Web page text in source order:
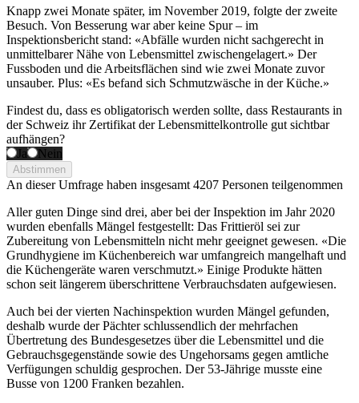
Knapp zwei Monate später, im November 2019, folgte der zweite
Besuch. Von Besserung war aber keine Spur – im
Inspektionsbericht stand: «Abfälle wurden nicht sachgerecht in
unmittelbarer Nähe von Lebensmittel zwischengelagert.» Der
Fussboden und die Arbeitsflächen sind wie zwei Monate zuvor
unsauber. Plus: «Es befand sich Schmutzwäsche in der Küche.»
Findest du, dass es obligatorisch werden sollte, dass Restaurants in
der Schweiz ihr Zertifikat der Lebensmittelkontrolle gut sichtbar
aufhängen?
Ja
Nein
Abstimmen
An dieser Umfrage haben insgesamt 4207 Personen teilgenommen
Aller guten Dinge sind drei, aber bei der Inspektion im Jahr 2020
wurden ebenfalls Mängel festgestellt: Das Frittieröl sei zur
Zubereitung von Lebensmitteln nicht mehr geeignet gewesen. «Die
Grundhygiene im Küchenbereich war umfangreich mangelhaft und
die Küchengeräte waren verschmutzt.» Einige Produkte hätten
schon seit längerem überschrittene Verbrauchsdaten aufgewiesen.
Auch bei der vierten Nachinspektion wurden Mängel gefunden,
deshalb wurde der Pächter schlussendlich der mehrfachen
Übertretung des Bundesgesetzes über die Lebensmittel und die
Gebrauchsgegenstände sowie des Ungehorsams gegen amtliche
Verfügungen schuldig gesprochen. Der 53-Jährige musste eine
Busse von 1200 Franken bezahlen.